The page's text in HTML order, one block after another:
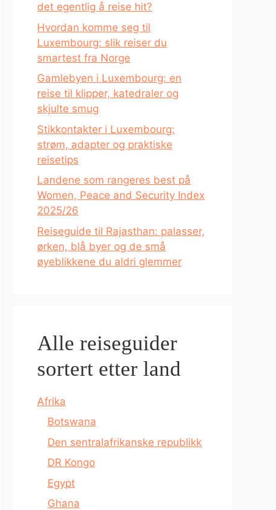
det egentlig å reise hit?
Hvordan komme seg til
Luxembourg: slik reiser du
smartest fra Norge
Gamlebyen i Luxembourg: en
reise til klipper, katedraler og
skjulte smug
Stikkontakter i Luxembourg:
strøm, adapter og praktiske
reisetips
Landene som rangeres best på
Women, Peace and Security Index
2025/26
Reiseguide til Rajasthan: palasser,
ørken, blå byer og de små
øyeblikkene du aldri glemmer
Alle reiseguider
sortert etter land
Afrika
Botswana
Den sentralafrikanske republikk
DR Kongo
Egypt
Ghana